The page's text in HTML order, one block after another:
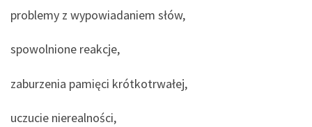
problemy z wypowiadaniem słów,
spowolnione reakcje,
zaburzenia pamięci krótkotrwałej,
uczucie nierealności,